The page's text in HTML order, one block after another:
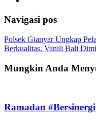
Navigasi pos
Polsek Gianyar Ungkap
Berkualitas, Vanili Bali
Mungkin Anda
Ramadan